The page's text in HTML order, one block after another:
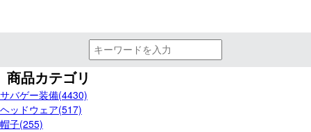
商品カテゴリ
サバゲー装備(4430)
ヘッドウェア(517)
帽子(255)